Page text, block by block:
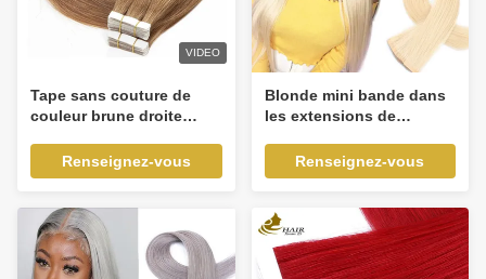
VIDEO
Tape sans couture de
couleur brune droite
Remy Extension de
cheveux humains
Renseignez-vous
Blonde mini bande dans
les extensions de
cheveux bruts indiens
Odm
Renseignez-vous